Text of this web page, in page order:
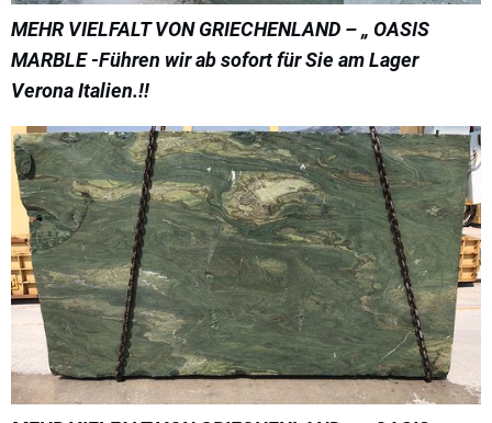
MEHR VIELFALT VON GRIECHENLAND – „ OASIS
MARBLE -Führen wir ab sofort für Sie am Lager
Verona Italien.!!